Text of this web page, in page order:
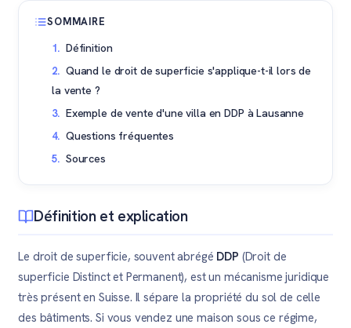
SOMMAIRE
Définition
Quand le droit de superficie s'applique-t-il lors de
la vente ?
Exemple de vente d'une villa en DDP à Lausanne
Questions fréquentes
Sources
Définition et explication
Le droit de superficie, souvent abrégé DDP (Droit de
superficie Distinct et Permanent), est un mécanisme juridique
très présent en Suisse. Il sépare la propriété du sol de celle
des bâtiments. Si vous vendez une maison sous ce régime,